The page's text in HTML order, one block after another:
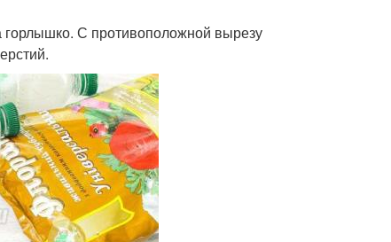
горлышко. С противоположной вырезу